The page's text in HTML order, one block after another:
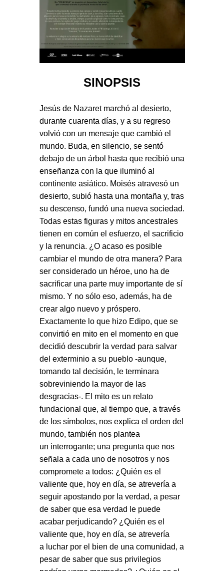
SINOPSIS
Jesús de Nazaret marchó al desierto,
durante cuarenta días, y a su regreso
volvió con un mensaje que cambió el
mundo. Buda, en silencio, se sentó
debajo de un árbol hasta que recibió una
enseñanza con la que iluminó al
continente asiático. Moisés atravesó un
desierto, subió hasta una montaña y, tras
su descenso, fundó una nueva sociedad.
Todas estas figuras y mitos ancestrales
tienen en común el esfuerzo, el sacrificio
y la renuncia. ¿O acaso es posible
cambiar el mundo de otra manera? Para
ser considerado un héroe, uno ha de
sacrificar una parte muy importante de sí
mismo. Y no sólo eso, además, ha de
crear algo nuevo y próspero.
Exactamente lo que hizo Edipo, que se
convirtió en mito en el momento en que
decidió descubrir la verdad para salvar
del exterminio a su pueblo -aunque,
tomando tal decisión, le terminara
sobreviniendo la mayor de las
desgracias-. El mito es un relato
fundacional que, al tiempo que, a través
de los símbolos, nos explica el orden del
mundo, también nos plantea
un interrogante; una pregunta que nos
señala a cada uno de nosotros y nos
compromete a todos: ¿Quién es el
valiente que, hoy en día, se atrevería a
seguir apostando por la verdad, a pesar
de saber que esa verdad le puede
acabar perjudicando? ¿Quién es el
valiente que, hoy en día, se atrevería
a luchar por el bien de una comunidad, a
pesar de saber que sus privilegios